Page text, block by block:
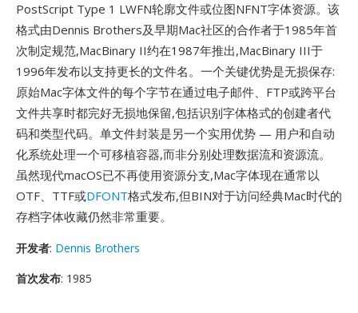
PostScript Type 1 LWFN轮廓文件或位图NFNT字体资源。该
格式由Dennis Brothers及早期Mac社区的合作者于1985年首
次制定规范,MacBinary II约在1987年推出,MacBinary III于
1996年发布以支持更长的文件名。一个关键优势是无损保存:
原始Mac字体文件的每个字节在通过电子邮件、FTP或跨平台
文件共享时都完好无损地保留,包括识别字体格式的创建者代
码和类型代码。单文件封装是另一个实用优势 — 用户和自动
化系统处理一个可移植容器,而非分别处理数据流和资源流。
虽然现代macOS已不再使用资源分支,Mac字体现在通常以
OTF、TTF或DFONT格式发布,但BIN对于访问经典Mac时代的
存档字体收藏仍然非常重要。
开发者: Dennis Brothers
首次发布: 1985